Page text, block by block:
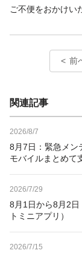
ご不便をおかけい
前
関連記事
2026/8/7
8月7日：緊急メン
モバイルまとめて
2026/7/29
8月1日から8月2
トミニアプリ）
2026/7/15